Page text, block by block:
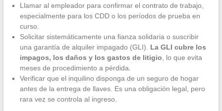
Llamar al empleador para confirmar el contrato de trabajo,
especialmente para los CDD o los períodos de prueba en
curso.
Solicitar sistemáticamente una fianza solidaria o suscribir
una garantía de alquiler impagado (GLI). La GLI cubre los
impagos, los daños y los gastos de litigio, lo que evita
meses de procedimiento a pérdida.
Verificar que el inquilino disponga de un seguro de hogar
antes de la entrega de llaves. Es una obligación legal, pero
rara vez se controla al ingreso.